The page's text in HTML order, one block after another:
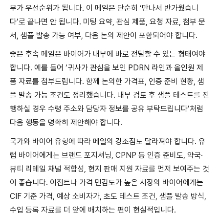
무가 우선순위가 됩니다. 이 메일은 단순히 ‘만나서 반가웠습니
다’로 끝나면 안 됩니다. 미팅 요약, 관심 제품, 요청 자료, 첨부 문
서, 샘플 발송 가능 여부, 다음 논의 제안이 포함되어야 합니다.
좋은 후속 메일은 바이어가 내부에 바로 전달할 수 있는 형태여야
합니다. 예를 들어 ‘귀사가 관심을 보인 PDRN 라인과 올인원 제
품 자료를 첨부드립니다. 함께 논의한 가격표, 인증 준비 현황, 샘
플 발송 가능 조건도 정리했습니다. 내부 검토 후 샘플 테스트를 진
행하실 경우 수령 주소와 담당자 정보를 공유 부탁드립니다’처럼
다음 행동을 명확히 제안해야 합니다.
국가와 바이어 유형에 따라 메일의 강조점도 달라져야 합니다. 유
럽 바이어에게는 브랜드 포지셔닝, CPNP 등 인증 준비도, 약국·
뷰티 리테일 채널 적합성, 현지 판매 지원 자료를 먼저 보여주는 것
이 좋습니다. 이집트나 가격 민감도가 높은 시장의 바이어에게는
CIF 기준 가격, 예상 소비자가, 초도 테스트 조건, 샘플 발송 방식,
수입 등록 자료를 더 앞에 배치하는 편이 현실적입니다.